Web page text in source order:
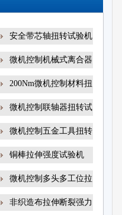
安全带芯轴扭转试验机
微机控制机械式离合器
200Nm微机控制材料扭
微机控制联轴器扭转试
微机控制五金工具扭转
铜棒拉伸强度试验机
微机控制多头多工位拉
非织造布拉伸断裂强力